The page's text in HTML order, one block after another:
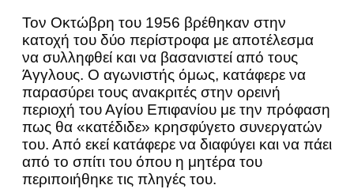
Τον Οκτώβρη του 1956 βρέθηκαν στην
κατοχή του δύο περίστροφα με αποτέλεσμα
να συλληφθεί και να βασανιστεί από τους
Άγγλους. Ο αγωνιστής όμως, κατάφερε να
παρασύρει τους ανακριτές στην ορεινή
περιοχή του Αγίου Επιφανίου με την πρόφαση
πως θα «κατέδιδε» κρησφύγετο συνεργατών
του. Από εκεί κατάφερε να διαφύγει και να πάει
από το σπίτι του όπου η μητέρα του
περιποιήθηκε τις πληγές του.